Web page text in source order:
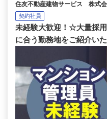
住友不動産建物サービス 株式
契約社員
未経験大歓迎！☆大量採
に合う勤務地をご紹介い